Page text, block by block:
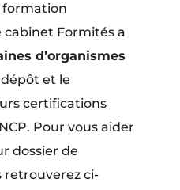
formation
cabinet Formités a
d’organismes
et le
certifications
Pour vous aider
dossier de
retrouverez ci-